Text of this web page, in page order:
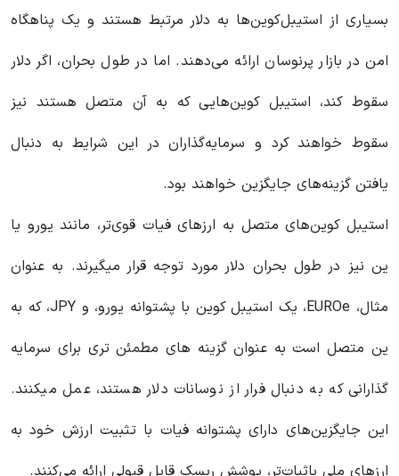
بسیاری از استیبل‌کوین‌ها به دلار مرتبط هستند و یک پناهگاه
امن در بازار پرنوسان ارائه می‌دهند. اما در طول بحران، اگر دلار
سقوط کند، استیبل کوین‌هایی که به آن متصل هستند نیز
سقوط خواهند کرد و سرمایه‌گذاران در این شرایط به دنبال
یافتن گزینه‌های جایگزین خواهند بود.
استیبل کوین‌های متصل به ارزهای فیات قوی‌تر، مانند یورو یا
ین نیز در طول بحران دلار مورد توجه قرار میگیرند. به عنوان
مثال، EUROe، یک استیبل کوین با پشتوانه یورو، و JPY، که به
ین متصل است به عنوان گزینه های مطمئن تری برای سرمایه
گذارانی که به دنبال فرار از نوسانات دلار هستند، عمل میکنند.
این جایگزین‌های دارای پشتوانه فیات با تثبیت ارزش خود به
ارزهای ملی باثبات‌تر، پوشش ریسک قابل قبولی ارائه می‌کنند.